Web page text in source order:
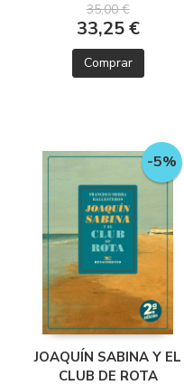
35,00 €
33,25 €
Comprar
-5%
JOAQUÍN SABINA Y EL
CLUB DE ROTA